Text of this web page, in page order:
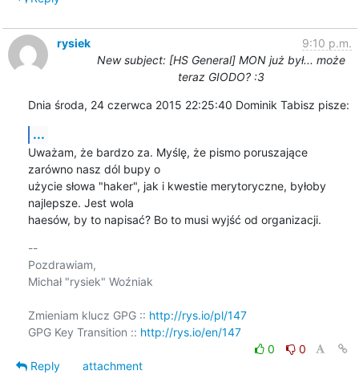
rysiek
9:10 p.m.
New subject: [HS General] MON już był... może
teraz GIODO? :3
Dnia środa, 24 czerwca 2015 22:25:40 Dominik Tabisz pisze:
...
Uważam, że bardzo za. Myślę, że pismo poruszające
zarówno nasz dól bupy o
użycie słowa "haker", jak i kwestie merytoryczne, byłoby
najlepsze. Jest wola
haesów, by to napisać? Bo to musi wyjść od organizacji.
--
Pozdrawiam,
Michał "rysiek" Woźniak
Zmieniam klucz GPG :: http://rys.io/pl/147
GPG Key Transition :: http://rys.io/en/147
0
0
Reply
attachment